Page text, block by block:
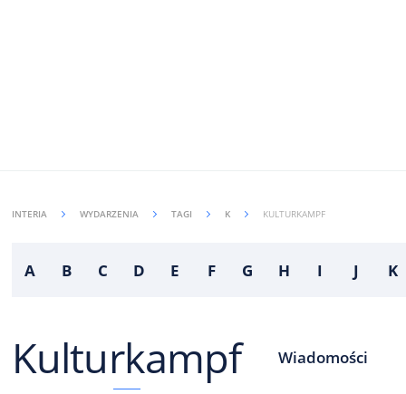
INTERIA WYDARZENIA TAGI K KULTURKAMPF
A B C D E F G H I J K
Kulturkampf Wiadomości